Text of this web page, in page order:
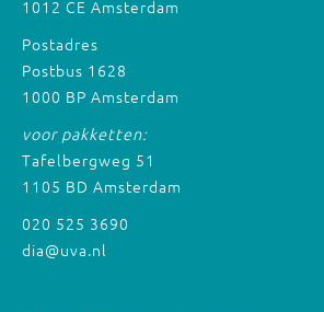
1012 CE Amsterdam
Postadres
Postbus 1628
1000 BP Amsterdam
voor pakketten:
Tafelbergweg 51
1105 BD Amsterdam
020 525 3690
dia@uva.nl